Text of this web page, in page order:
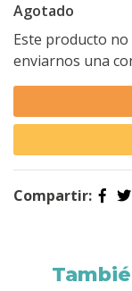
Agotado
Este producto
enviarnos una
Compartir: